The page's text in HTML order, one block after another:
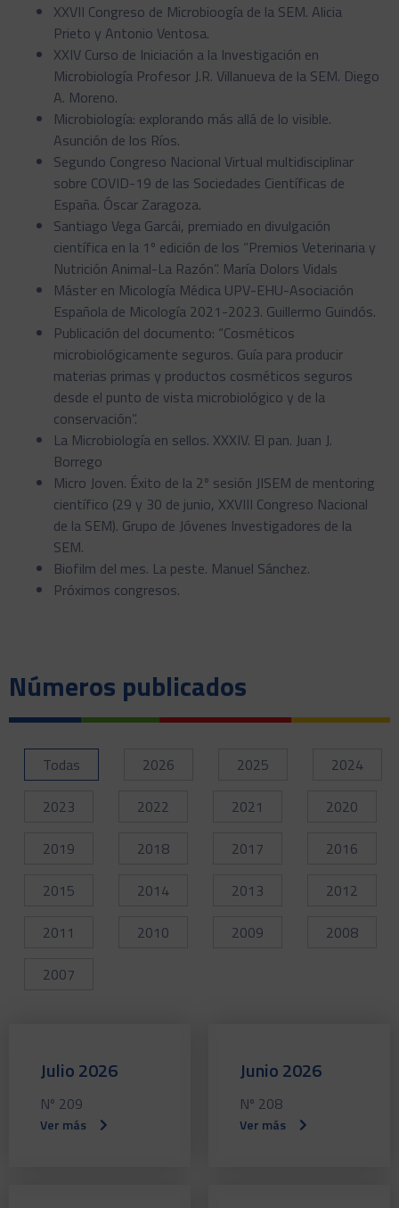
XXVII Congreso de Microbioogía de la SEM. Alicia
Prieto y Antonio Ventosa.
XXIV Curso de Iniciación a la Investigación en
Microbiología Profesor J.R. Villanueva de la SEM. Diego
A. Moreno.
Microbiología: explorando más allá de lo visible.
Asunción de los Ríos.
Segundo Congreso Nacional Virtual multidisciplinar
sobre COVID-19 de las Sociedades Científicas de
España. Óscar Zaragoza.
Santiago Vega Garcái, premiado en divulgación
científica en la 1º edición de los “Premios Veterinaria y
Nutrición Animal-La Razón”. María Dolors Vidals
Máster en Micología Médica UPV-EHU-Asociación
Española de Micología 2021-2023. Guillermo Guindós.
Publicación del documento: “Cosméticos
microbiológicamente seguros. Guía para producir
materias primas y productos cosméticos seguros
desde el punto de vista microbiológico y de la
conservación”.
La Microbiología en sellos. XXXIV. El pan. Juan J.
Borrego
Micro Joven. Éxito de la 2º sesión JISEM de mentoring
científico (29 y 30 de junio, XXVIII Congreso Nacional
de la SEM). Grupo de Jóvenes Investigadores de la
SEM.
Biofilm del mes. La peste. Manuel Sánchez.
Próximos congresos.
Números publicados
Todas 2026 2025
2024
2023
2022 2021
2020
2019
2018 2017
2016
2015
2014 2013
2012
2011
2010 2009
2008
2007
Julio 2026
Nº 209
Ver más
Junio 2026
Nº 208
Ver más